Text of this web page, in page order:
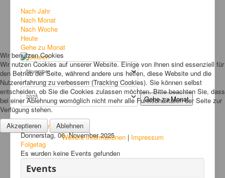
Events
Fuegolatino
Bilder
News
Links
FAQ
Hansefit
Kontakt
Nach Jahr
Nach Monat
Nach Woche
Heute
Gehe zu Monat
Gehe zu Monat
Vorheriger Tag
Donnerstag, 06. November 2025
Folgetag
Es wurden keine Events gefunden
Events
Wir benutzen Cookies
Wir nutzen Cookies auf unserer Website. Einige von ihnen sind essenziell für
den Betrieb der Seite, während andere uns helfen, diese Website und die
Nutzererfahrung zu verbessern (Tracking Cookies). Sie können selbst
entscheiden, ob Sie die Cookies zulassen möchten. Bitte beachten Sie, dass
bei einer Ablehnung womöglich nicht mehr alle Funktionalitäten der Seite zur
Verfügung stehen.
Akzeptieren
Ablehnen
Weitere Informationen| Impressum